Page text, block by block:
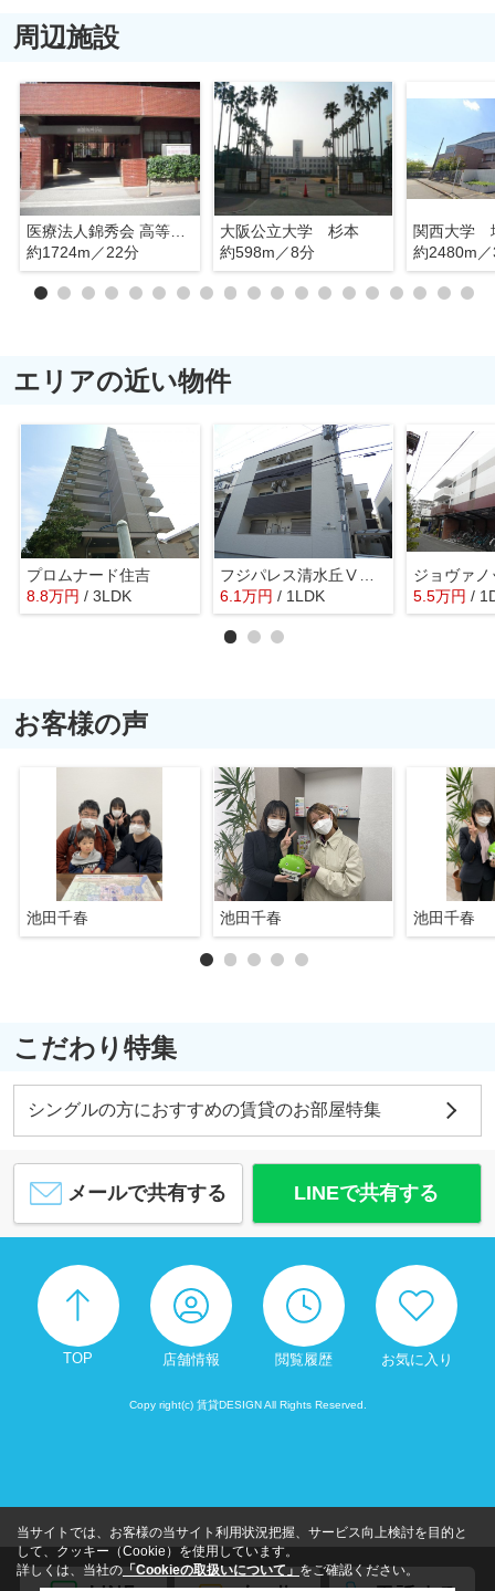
周辺施設
医療法人錦秀会 高等看護学院
約1724m／22分
大阪公立大学 杉本
約598m／8分
約2480m
エリアの近い物件
プロムナード住吉
8.8万円 / 3LDK
6.1万円 / 1LDK
ジョヴァ
5.5万円 /
お客様の声
池田千春 池田千春 池田千春
こだわり特集
シングルの方におすすめの賃貸のお部屋特集
メールで共有する LINEで共有する
TOP 店舗情報 閲覧履歴 お気に入り
Copy right(c) 賃貸DESIGN All Rights Reserved.
当サイトでは、お客様の当サイト利用状況把握、サービス向上検討を目的と
して、クッキー（Cookie）を使用しています。
詳しくは、当社の 「Cookieの取扱いについて」 をご確認ください。